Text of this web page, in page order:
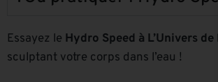
Essayez le Hydro Speed à L’Univers de
sculptant votre corps dans l’eau !